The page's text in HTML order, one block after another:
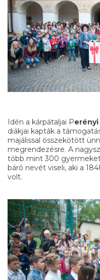
Idén a kárpátaljai P
diákjai kapták a
majálissal összekötött
megrendezésre. A
több mint 300
báró nevét viseli, aki a
volt.